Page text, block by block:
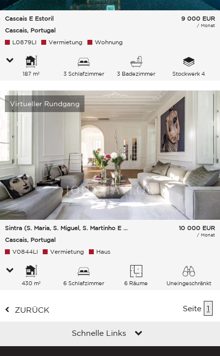
Cascais E Estoril
Cascais, Portugal
9 000 EUR
/ Monat
L0879LI Vermietung Wohnung
187 m² 3 Schlafzimmer 3 Badezimmer Stockwerk 4
Virtueller Rundgang
Sintra (S. Maria, S. Miguel, S. Martinho E S. Pedro De Penaferrim)
Cascais, Portugal
10 000 EUR
/ Monat
V0844LI Vermietung Haus
430 m² 6 Schlafzimmer 6 Räume
Uneingeschränkt
ZURÜCK Seite 1
Schnelle Links